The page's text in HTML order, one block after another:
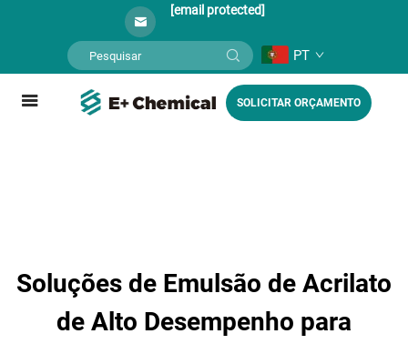
[email protected]
PT
SOLICITAR ORÇAMENTO
Soluções de Emulsão de Acrilato
de Alto Desempenho para